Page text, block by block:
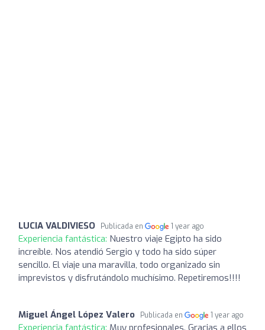
LUCIA VALDIVIESO Publicada en 1 year ago
Experiencia fantástica: Nuestro viaje Egipto ha sido
increíble. Nos atendió Sergio y todo ha sido súper
sencillo. El viaje una maravilla, todo organizado sin
imprevistos y disfrutándolo muchísimo. Repetiremos!!!!
Miguel Ángel López Valero Publicada en 1 year ago
Experiencia fantástica: Muy profesionales. Gracias a ellos